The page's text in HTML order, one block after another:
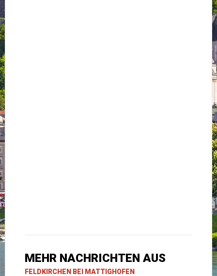
MEHR NACHRICHTEN AUS
FELDKIRCHEN BEI MATTIGHOFEN